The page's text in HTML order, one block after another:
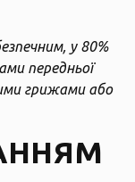
у 80%
передньої
грижами або